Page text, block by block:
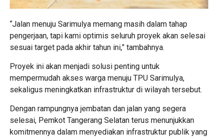
“Jalan menuju Sarimulya memang masih dalam tahap
pengerjaan, tapi kami optimis seluruh proyek akan selesai
sesuai target pada akhir tahun ini,” tambahnya.
Proyek ini akan menjadi solusi penting untuk
mempermudah akses warga menuju TPU Sarimulya,
sekaligus meningkatkan infrastruktur di wilayah tersebut.
Dengan rampungnya jembatan dan jalan yang segera
selesai, Pemkot Tangerang Selatan terus menunjukkan
komitmennya dalam menyediakan infrastruktur publik yang